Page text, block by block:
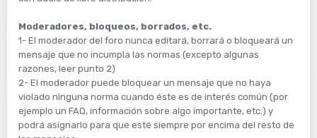
Moderadores, bloqueos, borrados, etc.
1- El moderador del foro nunca editará, borrará o bloqueará un
mensaje que no incumpla las normas (excepto algunas
razones, leer punto 2)
2- El moderador puede bloquear un mensaje que no haya
violado ninguna norma cuando éste es de interés común (por
ejemplo un FAQ, información sobre algo importante, etc.) y
podrá asignarlo para que esté siempre por encima del resto de